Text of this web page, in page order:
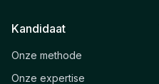
Kandidaat
Onze methode
Onze expertise